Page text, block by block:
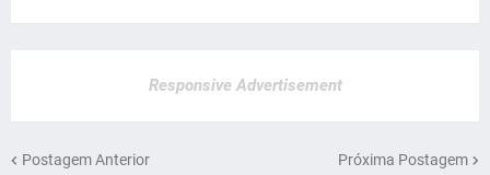
Responsive Advertisement
Postagem Anterior Próxima Postagem